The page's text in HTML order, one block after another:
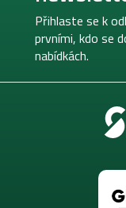
Přihlaste se k
prvními, kdo se
nabídkách.